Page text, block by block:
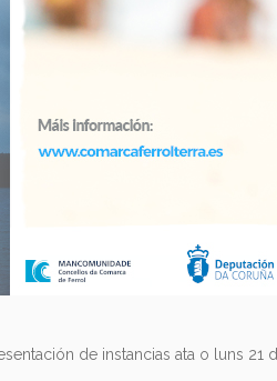
de instancias ata o luns 21